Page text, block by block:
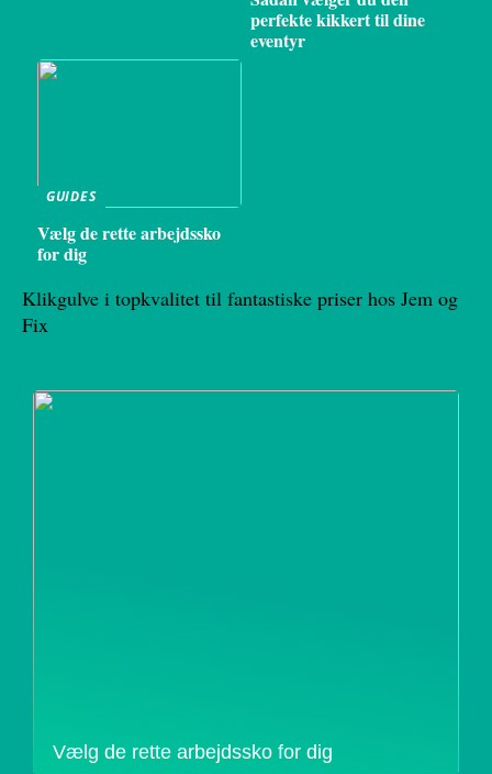
perfekte kikkert til dine
eventyr
GUIDES
Vælg de rette arbejdssko
for dig
Klikgulve i topkvalitet til fantastiske priser hos Jem og
Fix
Vælg de rette arbejdssko for dig